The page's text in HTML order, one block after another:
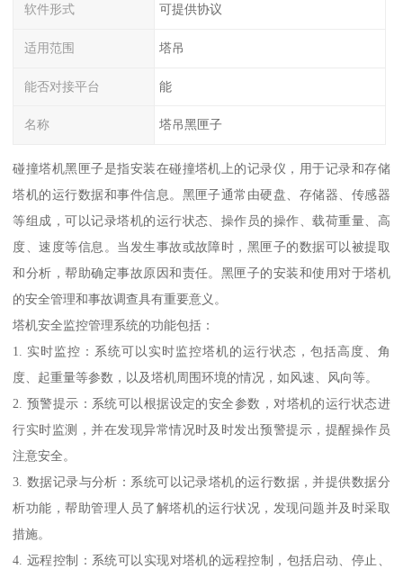
软件形式 可提供协议
适用范围 塔吊
能否对接平台 能
名称 塔吊黑匣子
碰撞塔机黑匣子是指安装在碰撞塔机上的记录仪，用于记录和存储
塔机的运行数据和事件信息。黑匣子通常由硬盘、存储器、传感器
等组成，可以记录塔机的运行状态、操作员的操作、载荷重量、高
度、速度等信息。当发生事故或故障时，黑匣子的数据可以被提取
和分析，帮助确定事故原因和责任。黑匣子的安装和使用对于塔机
的安全管理和事故调查具有重要意义。
塔机安全监控管理系统的功能包括：
1. 实时监控：系统可以实时监控塔机的运行状态，包括高度、角
度、起重量等参数，以及塔机周围环境的情况，如风速、风向等。
2. 预警提示：系统可以根据设定的安全参数，对塔机的运行状态进
行实时监测，并在发现异常情况时及时发出预警提示，提醒操作员
注意安全。
3. 数据记录与分析：系统可以记录塔机的运行数据，并提供数据分
析功能，帮助管理人员了解塔机的运行状况，发现问题并及时采取
措施。
4. 远程控制：系统可以实现对塔机的远程控制，包括启动、停止、